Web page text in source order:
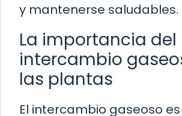
y mantenerse saludables.
La importancia del
intercambio
las plantas
El intercambio gaseoso